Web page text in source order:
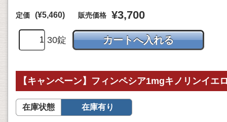
定価 (¥5,460) 販売価格 ¥3,700
30錠
【キャンペーン】フィンペシア1mgキノリンイエ
在庫状態 在庫有り